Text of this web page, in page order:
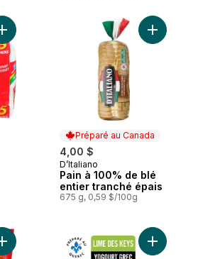
Ajouter Nouilles sautées instantanées
Préparé au Canada
4,00 $
Préparé au Canada
D’Italiano
Pain à 100% de blé
entier tranché épais
675 g, 0,59 $/100g
Ajouter
Ajouter Mélange d'amuse-gueule et de
Ajouter